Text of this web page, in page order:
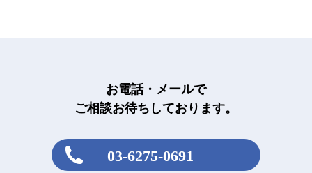
お電話・メールで
ご相談お待ちしております。
03-6275-0691